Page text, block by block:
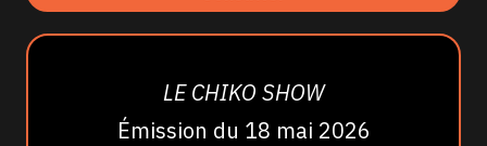
LE CHIKO SHOW
Émission du 18 mai 2026